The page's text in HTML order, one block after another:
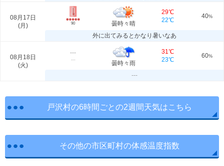
08月17日
(月 ) 90 曇時々晴
29℃
22℃
40%
外に出てみるとかなり暑いなあ
08月18日
(火)
---
---
曇時々雨
31℃
23℃
60%
---
戸沢村の6時間ごとの2週間天気はこちら
その他の市区町村の体感温度指数